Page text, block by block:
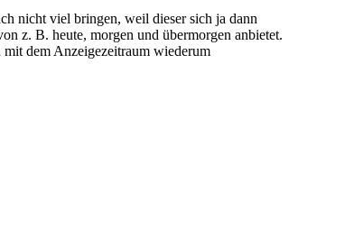
nicht viel bringen, weil dieser sich ja dann
z. B. heute, morgen und übermorgen anbietet.
dem Anzeigezeitraum wiederum